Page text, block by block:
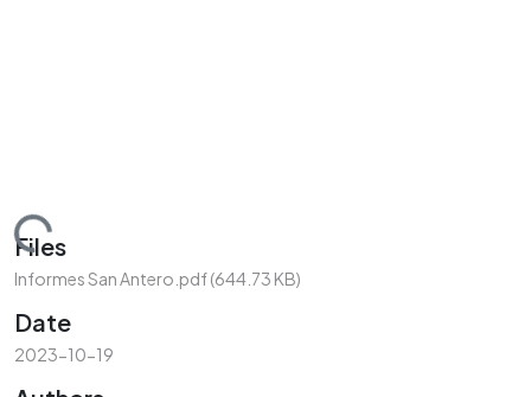
Loading...
Files
Informes San Antero.pdf(644.73 KB)
Date
2023-10-19